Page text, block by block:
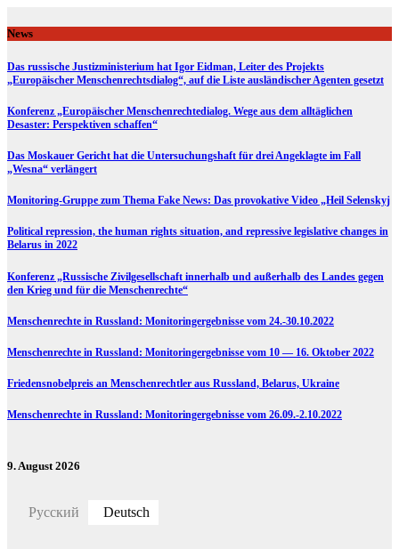
to
content
News
Das russische Justizministerium hat Igor Eidman, Leiter des Projekts
„Europäischer Menschenrechtsdialog“, auf die Liste ausländischer Agenten gesetzt
Konferenz „Europäischer Menschenrechtedialog. Wege aus dem alltäglichen
Desaster: Perspektiven schaffen“
Das Moskauer Gericht hat die Untersuchungshaft für drei Angeklagte im Fall
„Wesna“ verlängert
Monitoring-Gruppe zum Thema Fake News: Das provokative Video „Heil Selenskyj
Political repression, the human rights situation, and repressive legislative changes in
Belarus in 2022
Konferenz „Russische Zivilgesellschaft innerhalb und außerhalb des Landes gegen
den Krieg und für die Menschenrechte“
Menschenrechte in Russland: Monitoringergebnisse vom 24.-30.10.2022
Menschenrechte in Russland: Monitoringergebnisse vom 10 — 16. Oktober 2022
Friedensnobelpreis an Menschenrechtler aus Russland, Belarus, Ukraine
Menschenrechte in Russland: Monitoringergebnisse vom 26.09.-2.10.2022
9. August 2026
Русский Deutsch